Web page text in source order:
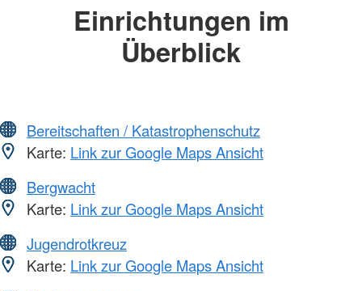
Einrichtungen im
Überblick
Bereitschaften / Katastrophenschutz
Karte: Link zur Google Maps Ansicht
Bergwacht
Karte: Link zur Google Maps Ansicht
Jugendrotkreuz
Karte: Link zur Google Maps Ansicht